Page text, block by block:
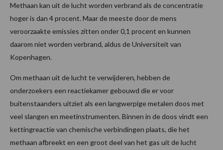
Methaan kan uit de lucht worden verbrand als de concentratie
hoger is dan 4 procent. Maar de meeste door de mens
veroorzaakte emissies zitten onder 0,1 procent en kunnen
daarom niet worden verbrand, aldus de Universiteit van
Kopenhagen.
Om methaan uit de lucht te verwijderen, hebben de
onderzoekers een reactiekamer gebouwd die er voor
buitenstaanders uitziet als een langwerpige metalen doos met
veel slangen en meetinstrumenten. Binnen in de doos vindt een
kettingreactie van chemische verbindingen plaats, die het
methaan afbreekt en een groot deel van het gas uit de lucht